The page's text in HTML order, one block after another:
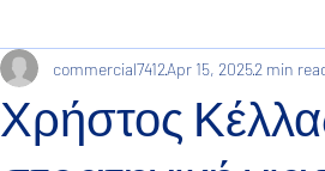
Χρήστος
commercial7412Apr 15, 20252 min